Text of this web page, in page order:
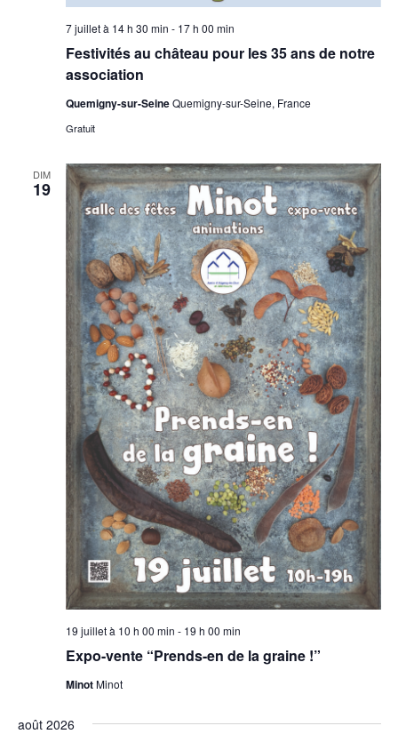
Festivités au château pour les 35 ans de notre
association
7 juillet à 14 h 30 min - 17 h 00 min
Quemigny-sur-SeineQuemigny-sur-Seine, France
Gratuit
DIM
19
Expo-vente “Prends-en de la graine !”
19 juillet à 10 h 00 min - 19 h 00 min
MinotMinot
août 2026